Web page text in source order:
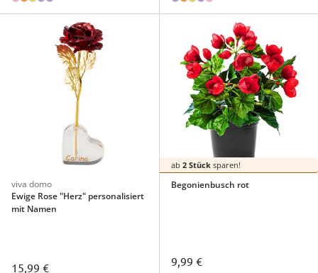
viva domo
Ewige Rose "Herz" personalisiert
mit Namen
15,99 €
ab 2 Stücksparen!
Begonienbusch rot
9,99 €